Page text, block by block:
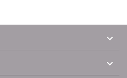

